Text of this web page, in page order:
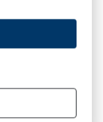
000 km
skôr,
s